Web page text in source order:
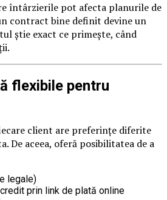
întârzierile pot afecta planurile de
contract bine definit devine un
știe exact ce primește, când
flexibile pentru
client are preferințe diferite
De aceea, oferă posibilitatea de a
legale)
prin link de plată online